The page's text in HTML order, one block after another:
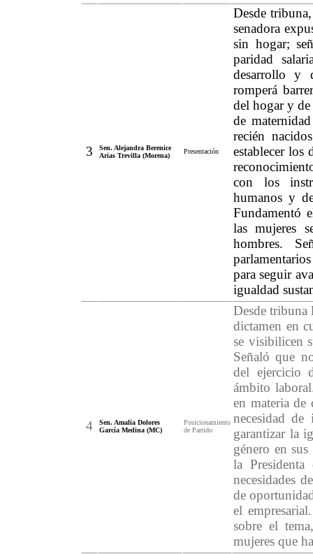
3
Sen. Alejandra Berenice
Arias Trevilla (Morena)
Presentación
Desde
senadora
sin hogar;
paridad
desarrollo y
romperá
del hogar y
de
recién
establecer los
con los
humanos y
Fundamentó
las mujeres
hombres.
para seguir
igualdad
4
Sen. Amalia Dolores
García Medina (MC)
Posicionamiento
de Partido
Desde tribuna
dictamen en
se visibilicen
Señaló que
del ejercicio
ámbito
en materia de
necesidad de
garantizar la
género en
la
necesidades
de
el
sobre el
mujeres que